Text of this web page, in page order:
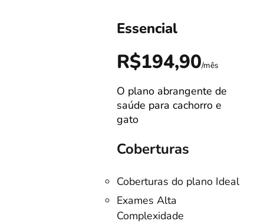
Essencial
R$194,90/mês
O plano abrangente de
saúde para cachorro e
gato
Coberturas
Coberturas do plano Ideal
Exames Alta
Complexidade